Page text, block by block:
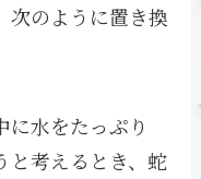
次のように置き換
水をたっぷり
と考えるとき、蛇